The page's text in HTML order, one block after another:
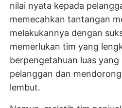
nilai nyata kepada
memecahkan tantangan
melakukannya dengan
memerlukan tim yang
berpengetahuan luas yang
pelanggan dan
lembut.